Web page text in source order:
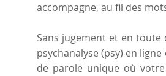
accompagne, au fil des
Sans jugement et en
psychanalyse (psy) en
de parole unique où